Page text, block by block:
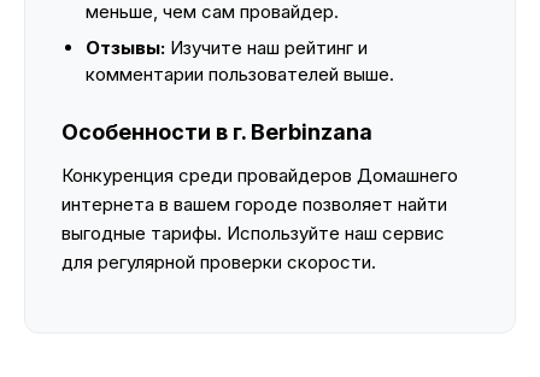
меньше, чем сам провайдер.
Отзывы: Изучите наш рейтинг и
комментарии пользователей выше.
Особенности в г. Berbinzana
Конкуренция среди провайдеров Домашнего
интернета в вашем городе позволяет найти
выгодные тарифы. Используйте наш сервис
для регулярной проверки скорости.